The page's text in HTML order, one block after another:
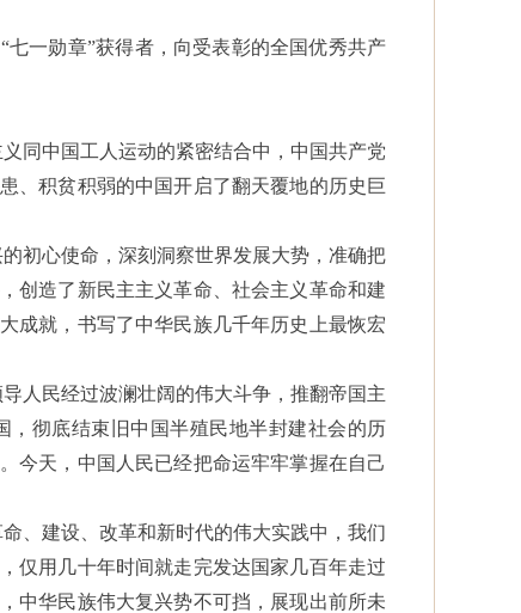
“七一勋章”获得者，向受表彰的全国优秀共产
同中国工人运动的紧密结合中，中国共产党
、积贫积弱的中国开启了翻天覆地的历史巨
初心使命，深刻洞察世界发展大势，准确把
创造了新民主主义革命、社会主义革命和建
成就，书写了中华民族几千年历史上最恢宏
人民经过波澜壮阔的伟大斗争，推翻帝国主
，彻底结束旧中国半殖民地半封建社会的历
今天，中国人民已经把命运牢牢掌握在自己
、建设、改革和新时代的伟大实践中，我们
仅用几十年时间就走完发达国家几百年走过
中华民族伟大复兴势不可挡，展现出前所未